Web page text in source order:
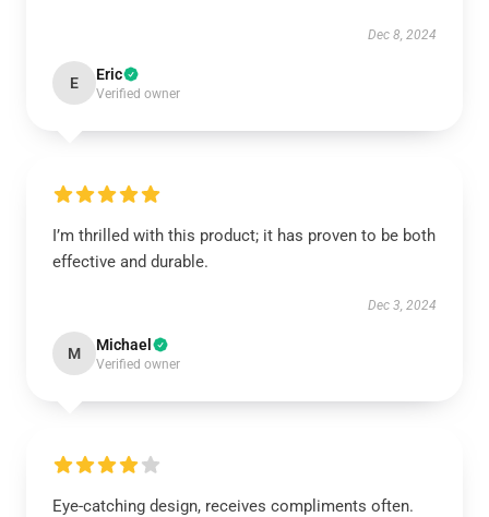
Dec 8, 2024
E Eric
Verified owner
I’m thrilled with this product; it has proven to be both
effective and durable.
Dec 3, 2024
M Michael
Verified owner
Eye-catching design, receives compliments often.